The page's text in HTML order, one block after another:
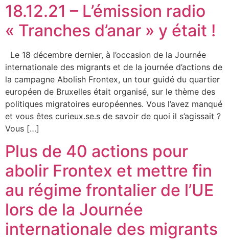
18.12.21 – L’émission radio
« Tranches d’anar » y était !
Le 18 décembre dernier, à l’occasion de la Journée
internationale des migrants et de la journée d’actions de
la campagne Abolish Frontex, un tour guidé du quartier
européen de Bruxelles était organisé, sur le thème des
politiques migratoires européennes. Vous l’avez manqué
et vous êtes curieux.se.s de savoir de quoi il s’agissait ?
Vous […]
Plus de 40 actions pour
abolir Frontex et mettre fin
au régime frontalier de l’UE
lors de la Journée
internationale des migrants